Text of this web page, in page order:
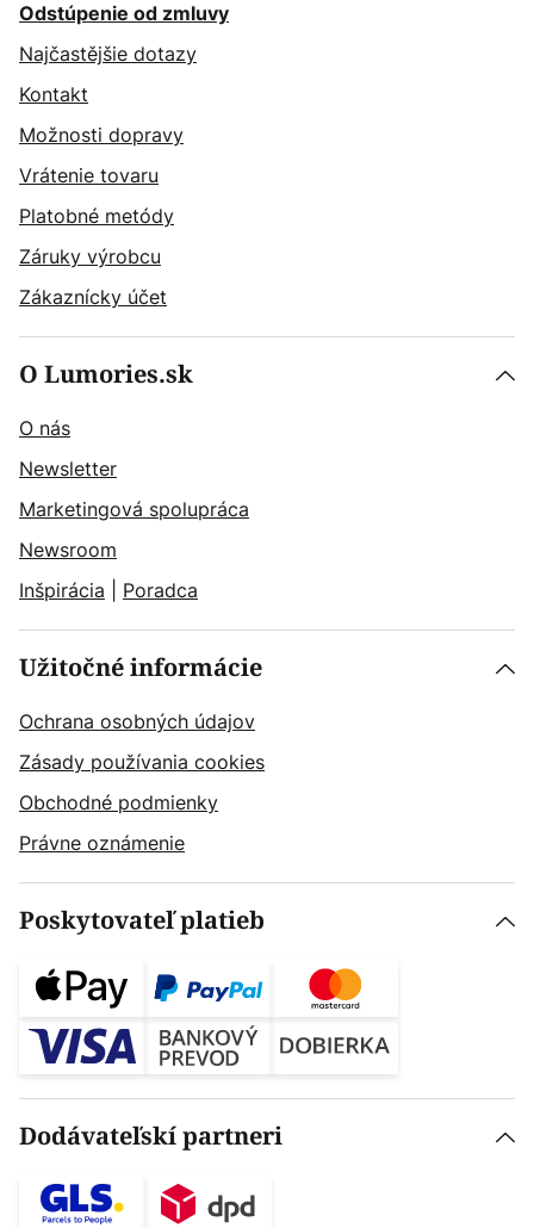
Odstúpenie od zmluvy
Najčastějšie dotazy
Kontakt
Možnosti dopravy
Vrátenie tovaru
Platobné metódy
Záruky výrobcu
Zákaznícky účet
O Lumories.sk
O nás
Newsletter
Marketingová spolupráca
Newsroom
Inšpirácia
Poradca
Užitočné informácie
Ochrana osobných údajov
Zásady používania cookies
Obchodné podmienky
Právne oznámenie
Poskytovateľ platieb
Dodávateľskí partneri